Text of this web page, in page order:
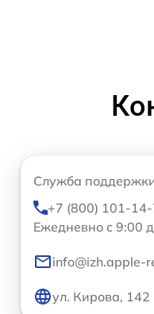
Служба
+7 (800) 101-
Ежедневно с 9:00
info@izh.apple-
ул. Кирова, 142